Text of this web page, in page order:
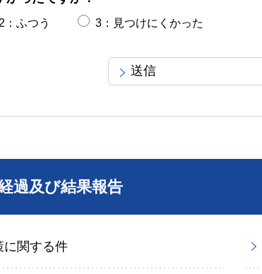
2：ふつう 3：見つけにくかった
過及び結果報告
に関する件